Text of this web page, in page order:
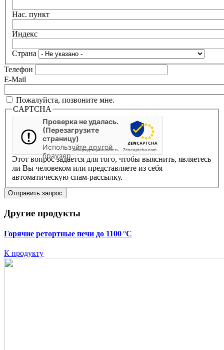
Нас. пункт
Индекс
Страна
Телефон
E-Mail
Пожалуйста, позвоните мне.
CAPTCHA
Проверка не удалась.
(Перезагрузите
страницу)
Используйте другой
браузер
Конфиденциальность - Zencaptcha.com
Этот вопрос задается для того, чтобы выяснить, являетесь
ли Вы человеком или представляете из себя
автоматическую спам-рассылку.
Другие продукты
Горячие ретортные печи до 1100 °C
К продукту